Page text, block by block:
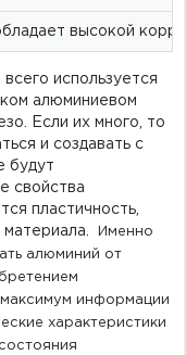
высокой
используется
алюминиевом
Если их много, то
и создавать с
будут
свойства
пластичность,
Именно
алюминий от
информации
характеристики